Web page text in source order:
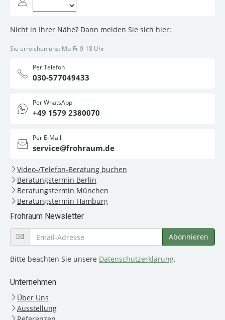
Nicht in Ihrer Nähe? Dann melden Sie sich hier:
Sie erreichen uns: Mo-Fr 9-18 Uhr
Per Telefon
030-577049433
Per WhatsApp
+49 1579 2380070
Per E-Mail
service@frohraum.de
Video-/Telefon-Beratung buchen
Beratungstermin Berlin
Beratungstermin München
Beratungstermin Hamburg
Frohraum Newsletter
Bitte beachten Sie unsere Datenschutzerklärung.
Unternehmen
Über Uns
Ausstellung